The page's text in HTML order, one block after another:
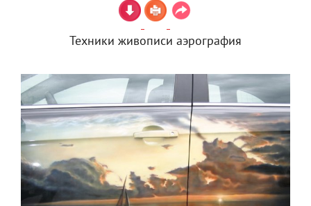
Техники живописи аэрография